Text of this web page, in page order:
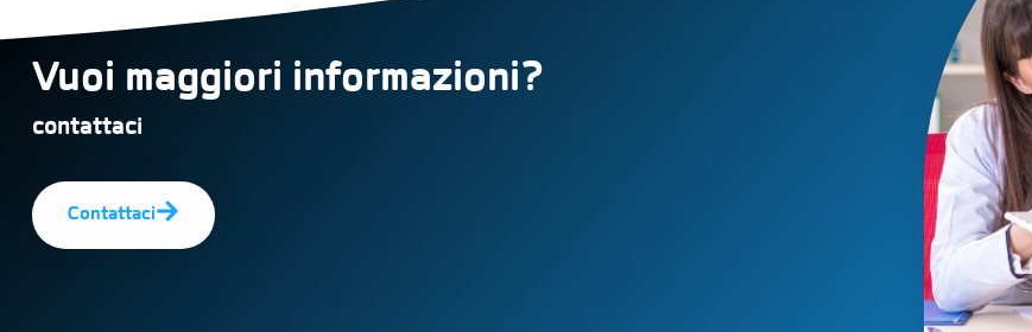
Vuoi maggiori informazioni?
contattaci
Contattaci